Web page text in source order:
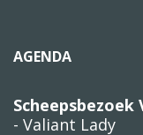
AGENDA
Scheepsbezoek
- Valiant Lady